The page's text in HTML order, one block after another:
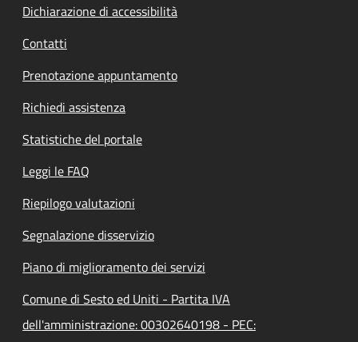
Dichiarazione di accessibilità
Contatti
Prenotazione appuntamento
Richiedi assistenza
Statistiche del portale
Leggi le FAQ
Riepilogo valutazioni
Segnalazione disservizio
Piano di miglioramento dei servizi
Comune di Sesto ed Uniti - Partita IVA
dell'amministrazione: 00302640198 - PEC: